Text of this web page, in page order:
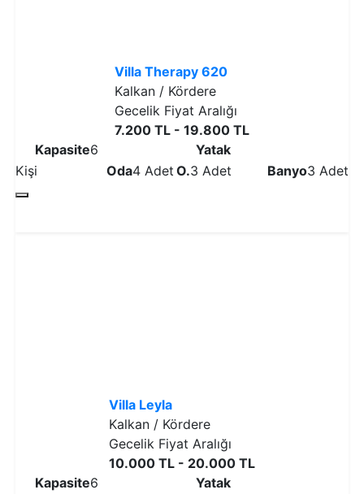
Villa Therapy 620
Kalkan / Kördere
Gecelik Fiyat Aralığı
7.200 TL - 19.800 TL
Kapasite6
Kişi
Oda4 Adet
Yatak
O.3 Adet Banyo3 Adet
Villa Leyla
Kalkan / Kördere
Gecelik Fiyat Aralığı
10.000 TL - 20.000 TL
Kapasite6
Yatak